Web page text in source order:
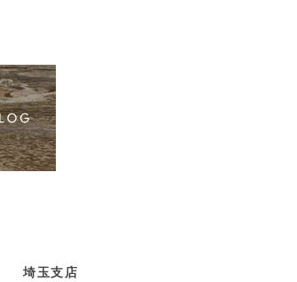
埼玉支店